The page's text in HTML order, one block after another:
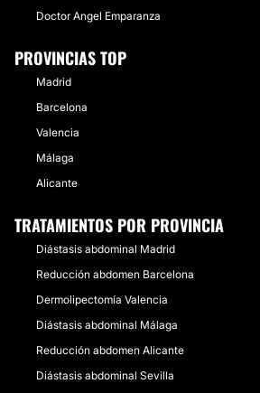
Doctor Angel Emparanza
PROVINCIAS TOP
Madrid
Barcelona
Valencia
Málaga
Alicante
TRATAMIENTOS POR PROVINCIA
Diástasis abdominal Madrid
Reducción abdomen Barcelona
Dermolipectomía Valencia
Diástasis abdominal Málaga
Reducción abdomen Alicante
Diástasis abdominal Sevilla